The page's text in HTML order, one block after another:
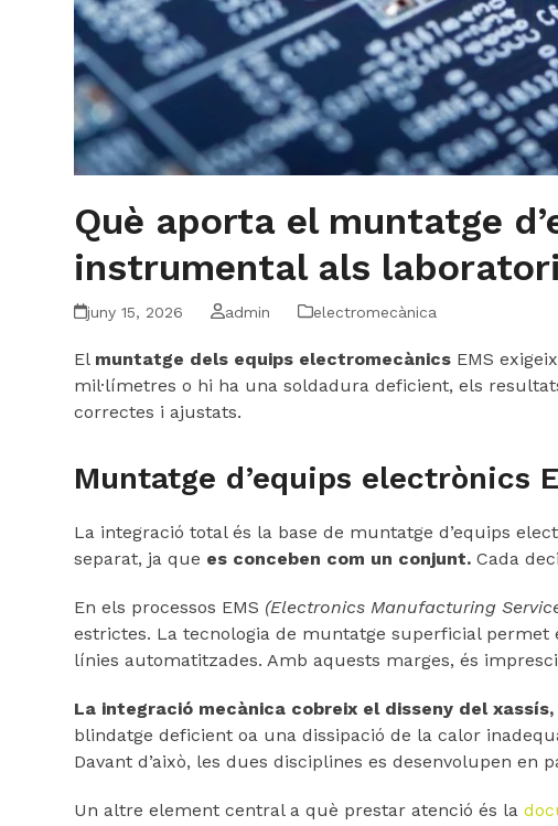
Què aporta el muntatge
instrumental als
juny 15, 2026 admin electromecànica
El muntatge dels equips electromecànics EMS
mil·límetres o hi ha una soldadura deficient, els
correctes i ajustats.
Muntatge d’equips
La integració total és la base de muntatge d’equips
separat, ja que es conceben com un conjunt. Cada
En els processos EMS (Electronics Manufacturing
estrictes. La tecnologia de muntatge superficial permet
línies automatitzades. Amb aquests marges, és
La integració mecànica cobreix el disseny del xassís,
blindatge deficient oa una dissipació de la calor
Davant d’això, les dues disciplines es desenvolupen en
Un altre element central a què prestar atenció és la